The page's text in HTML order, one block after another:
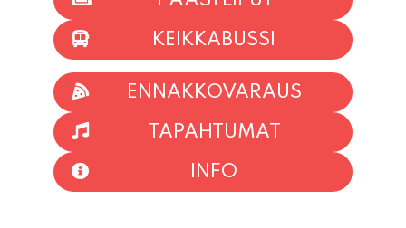
TAPAHTUMAT
INFO
HIIO HOI!